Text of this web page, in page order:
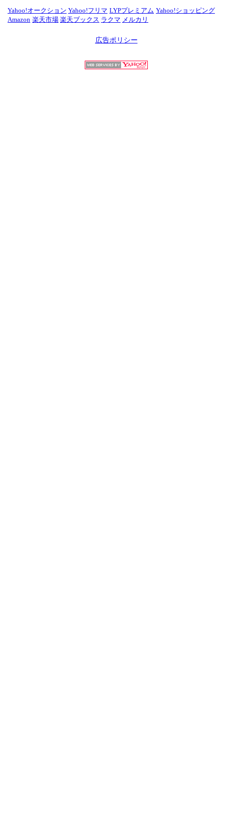
Yahoo!オークション Yahoo!フリマ LYPプレミアム Yahoo!ショッピング
Amazon 楽天市場 楽天ブックス ラクマ メルカリ
広告ポリシー